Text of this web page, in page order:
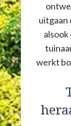
uitgaan
werkt